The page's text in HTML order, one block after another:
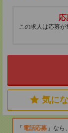
応
この求人は応募
気に
電話応募
なら